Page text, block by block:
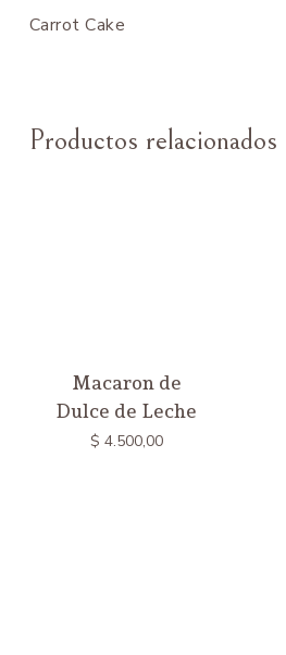
Carrot Cake
Productos relacionados
Macaron de
Dulce de Leche
$ 4.500,00